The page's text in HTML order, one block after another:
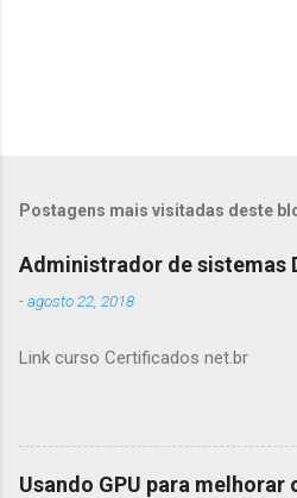
Postagens mais visitadas deste
Administrador de sistemas
-agosto 22, 2018
Link curso Certificados net.br
Usando GPU para melhorar